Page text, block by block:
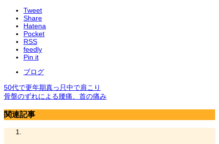
Tweet
Share
Hatena
Pocket
RSS
feedly
Pin it
ブログ
50代で更年期真っ只中で肩こり
骨盤のずれによる腰痛、首の痛み
関連記事